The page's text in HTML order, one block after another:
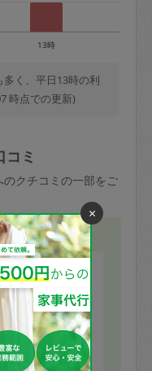
13時
く、平日13時の利
時点での更新)
コミ
クチコミの一部をご
いただきましてあ
足です。毎回ヘル
ただけるので大変
×